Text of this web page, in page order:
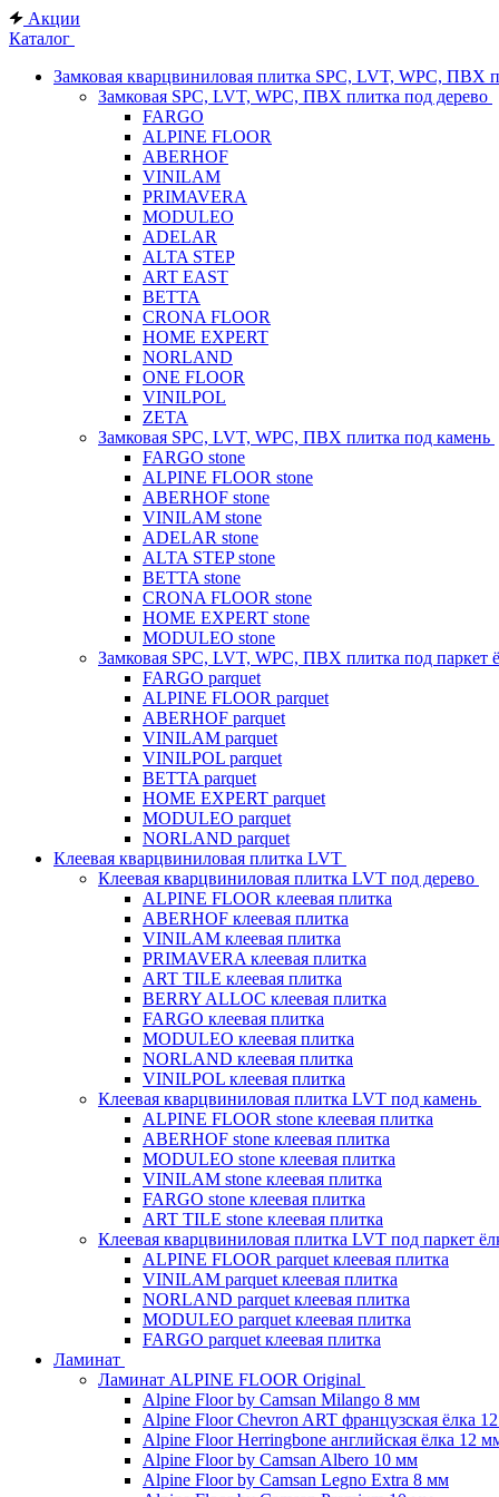
Акции
Каталог
Замковая кварцвиниловая плитка SPC, LVT, WPC, ПВХ
Замковая SPC, LVT, WPC, ПВХ плитка под дерево
FARGO
ALPINE FLOOR
ABERHOF
VINILAM
PRIMAVERA
MODULEO
ADELAR
ALTA STEP
ART EAST
BETTA
CRONA FLOOR
HOME EXPERT
NORLAND
ONE FLOOR
VINILPOL
ZETA
Замковая SPC, LVT, WPC, ПВХ плитка под камень
FARGO stone
ALPINE FLOOR stone
ABERHOF stone
VINILAM stone
ADELAR stone
ALTA STEP stone
BETTA stone
CRONA FLOOR stone
HOME EXPERT stone
MODULEO stone
Замковая SPC, LVT, WPC, ПВХ плитка под паркет
FARGO parquet
ALPINE FLOOR parquet
ABERHOF parquet
VINILAM parquet
VINILPOL parquet
BETTA parquet
HOME EXPERT parquet
MODULEO parquet
NORLAND parquet
Клеевая кварцвиниловая плитка LVT
Клеевая кварцвиниловая плитка LVT под дерево
ALPINE FLOOR клеевая плитка
ABERHOF клеевая плитка
VINILAM клеевая плитка
PRIMAVERA клеевая плитка
ART TILE клеевая плитка
BERRY ALLOC клеевая плитка
FARGO клеевая плитка
MODULEO клеевая плитка
NORLAND клеевая плитка
VINILPOL клеевая плитка
Клеевая кварцвиниловая плитка LVT под камень
ALPINE FLOOR stone клеевая плитка
ABERHOF stone клеевая плитка
MODULEO stone клеевая плитка
VINILAM stone клеевая плитка
FARGO stone клеевая плитка
ART TILE stone клеевая плитка
Клеевая кварцвиниловая плитка LVT под паркет
ALPINE FLOOR parquet клеевая плитка
VINILAM parquet клеевая плитка
NORLAND parquet клеевая плитка
MODULEO parquet клеевая плитка
FARGO parquet клеевая плитка
Ламинат
Ламинат ALPINE FLOOR Original
Alpine Floor by Camsan Milango 8 мм
Alpine Floor Chevron ART французская ёлка
Alpine Floor Herringbone английская ёлка 12
Alpine Floor by Camsan Albero 10 мм
Alpine Floor by Camsan Legno Extra 8 мм